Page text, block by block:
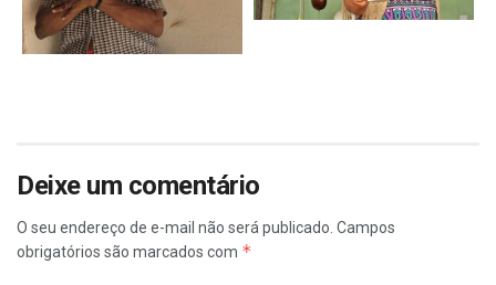
Deixe um comentário
O seu endereço de e-mail não será publicado. Campos
obrigatórios são marcados com *